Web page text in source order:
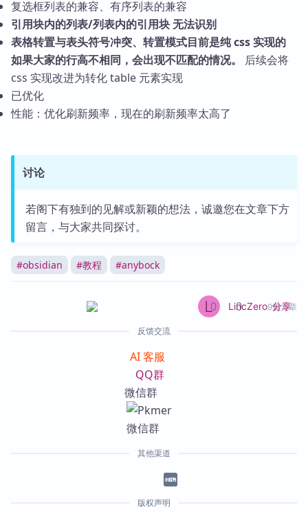
复选框列表的兼容、有序列表的兼容
引用块内的列表/列表内的引用块 无法识别
表格转置与表头符号冲突、转置模式目前是纯 css 实现的
如果大家的行高不相同，会出现不匹配的情况。
后续会将
css 实现改进为转化 table 元素实现
已优化
性能：优化刷新频率，现在的刷新频率太高了
讨论
若阁下有独到的见解或新颖的想法，诚邀您在文章下方
留言，与大家共同探讨。
#obsidian #教程 #anybock
LincZero9篇文章
0 0 分享
反馈交流
AI 客服
QQ群
微信群
其他渠道
版权声明